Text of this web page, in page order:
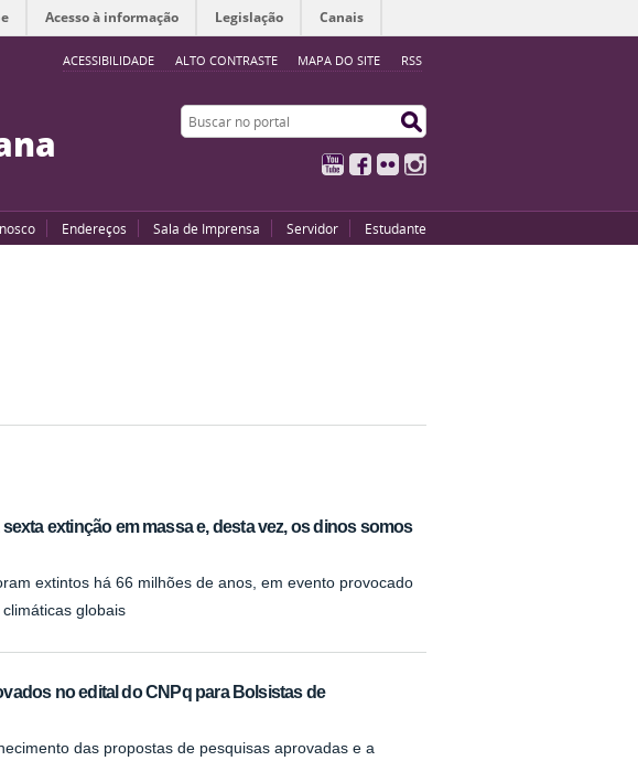
ACESSIBILIDADE ALTO CONTRASTE MAPA DO SITE RSS
Acesso à informação Legislação Canais
Buscar no portal
YouTubeFacebook
Flickr
Endereços Sala de Imprensa Servidor Estudante
sexta extinção em massa e, desta vez, os dinos somos
extintos há 66 milhões de anos, em evento provocado
globais
no edital do CNPq para Bolsistas de
das propostas de pesquisas aprovadas e a